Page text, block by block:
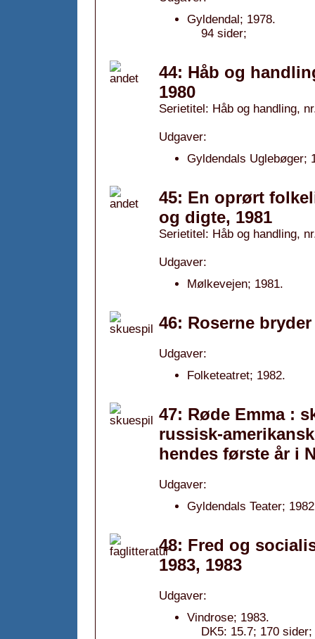
Gyldendal; 1978.
94 sider;
44: Håb og
1980
Serietitel: Håb og handling,
Udgaver:
Gyldendals Uglebøger;
45: En oprørt
og digte, 1981
Serietitel: Håb og handling,
Udgaver:
Mølkevejen; 1981.
46: Roserne
Udgaver:
Folketeatret; 1982.
47: Røde Emma :
russisk-
hendes første år i
Udgaver:
Gyldendals Teater;
48: Fred og
1983, 1983
Udgaver:
Vindrose; 1983.
DK5: 15.7; 170 sider;